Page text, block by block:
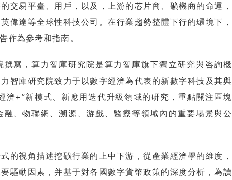
交易平臺、用戶，以及，上游的芯片商、礦機商的命運，
偉達等全球性科技公司。在行業趨勢整體下行的環境下，
作為參考和指南。
寫，算力智庫研究院是算力智庫旗下獨立研究與咨詢機
智庫研究院致力于以數字經濟為代表的新數字科技及其與
濟+”新模式、新應用迭代升級領域的研究，重點關注區塊
、物聯網、溯源、游戲、醫療等領域內的重要場景與公
視角描述挖礦行業的上中下游，從產業經濟學的維度，
驅動因素，并基于對各國數字貨幣政策的深度分析，為讀